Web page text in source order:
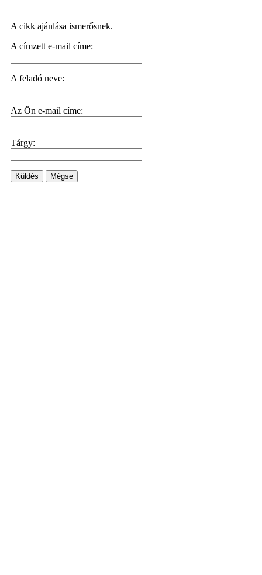
A cikk ajánlása ismerősnek.
A címzett e-mail címe:
A feladó neve:
Az Ön e-mail címe:
Tárgy:
Küldés Mégse